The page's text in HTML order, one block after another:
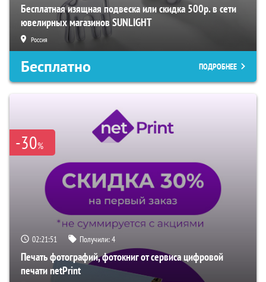
Бесплатная изящная подвеска или скидка 500р. в сети
ювелирных магазинов SUNLIGHT
Россия
Бесплатно ПОДРОБНЕЕ
-30%
02:21:50 Получили:4
Печать фотографий, фотокниг от сервиса цифровой
печати netPrint